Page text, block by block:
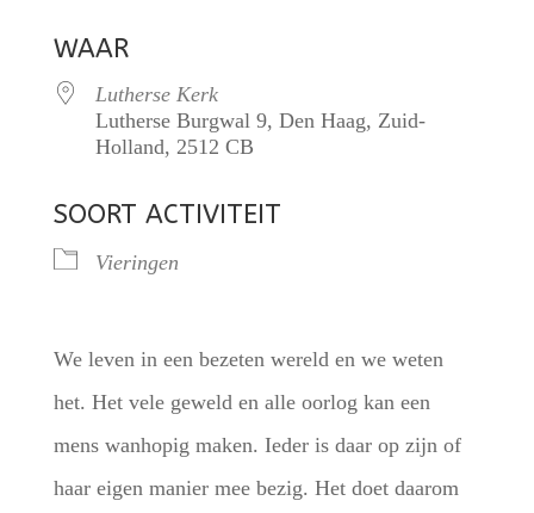
WAAR
Lutherse Kerk
Lutherse Burgwal 9, Den Haag, Zuid-
Holland, 2512 CB
SOORT ACTIVITEIT
Vieringen
We leven in een bezeten wereld en we weten
het. Het vele geweld en alle oorlog kan een
mens wanhopig maken. Ieder is daar op zijn of
haar eigen manier mee bezig. Het doet daarom